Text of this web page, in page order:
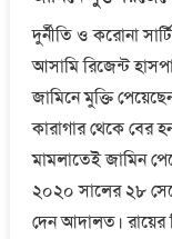
দুর্নীতি ও করোনা
আসামি রিজেন্ট
জামিনে মুক্তি
কারাগার থেকে বের
মামলাতেই জামিন
২০২০ সালের ২৮
দেন আদালত।